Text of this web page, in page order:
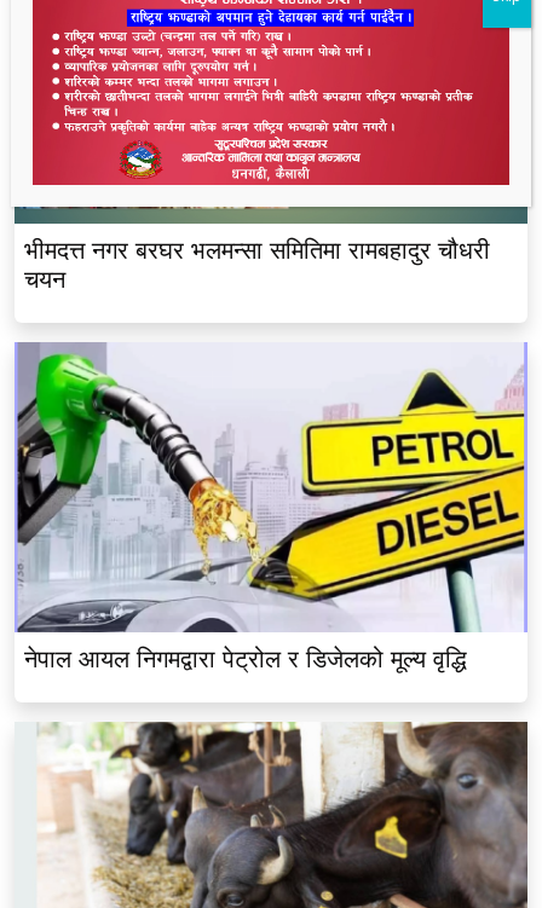
भीमदत्त नगर बरघर भलमन्सा समितिमा रामबहादुर चौधरी
चयन
नेपाल आयल निगमद्वारा पेट्रोल र डिजेलको मूल्य वृद्धि